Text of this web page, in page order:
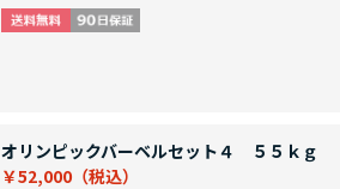
オリンピックバーベルセット４ ５５ｋｇ
￥52,000